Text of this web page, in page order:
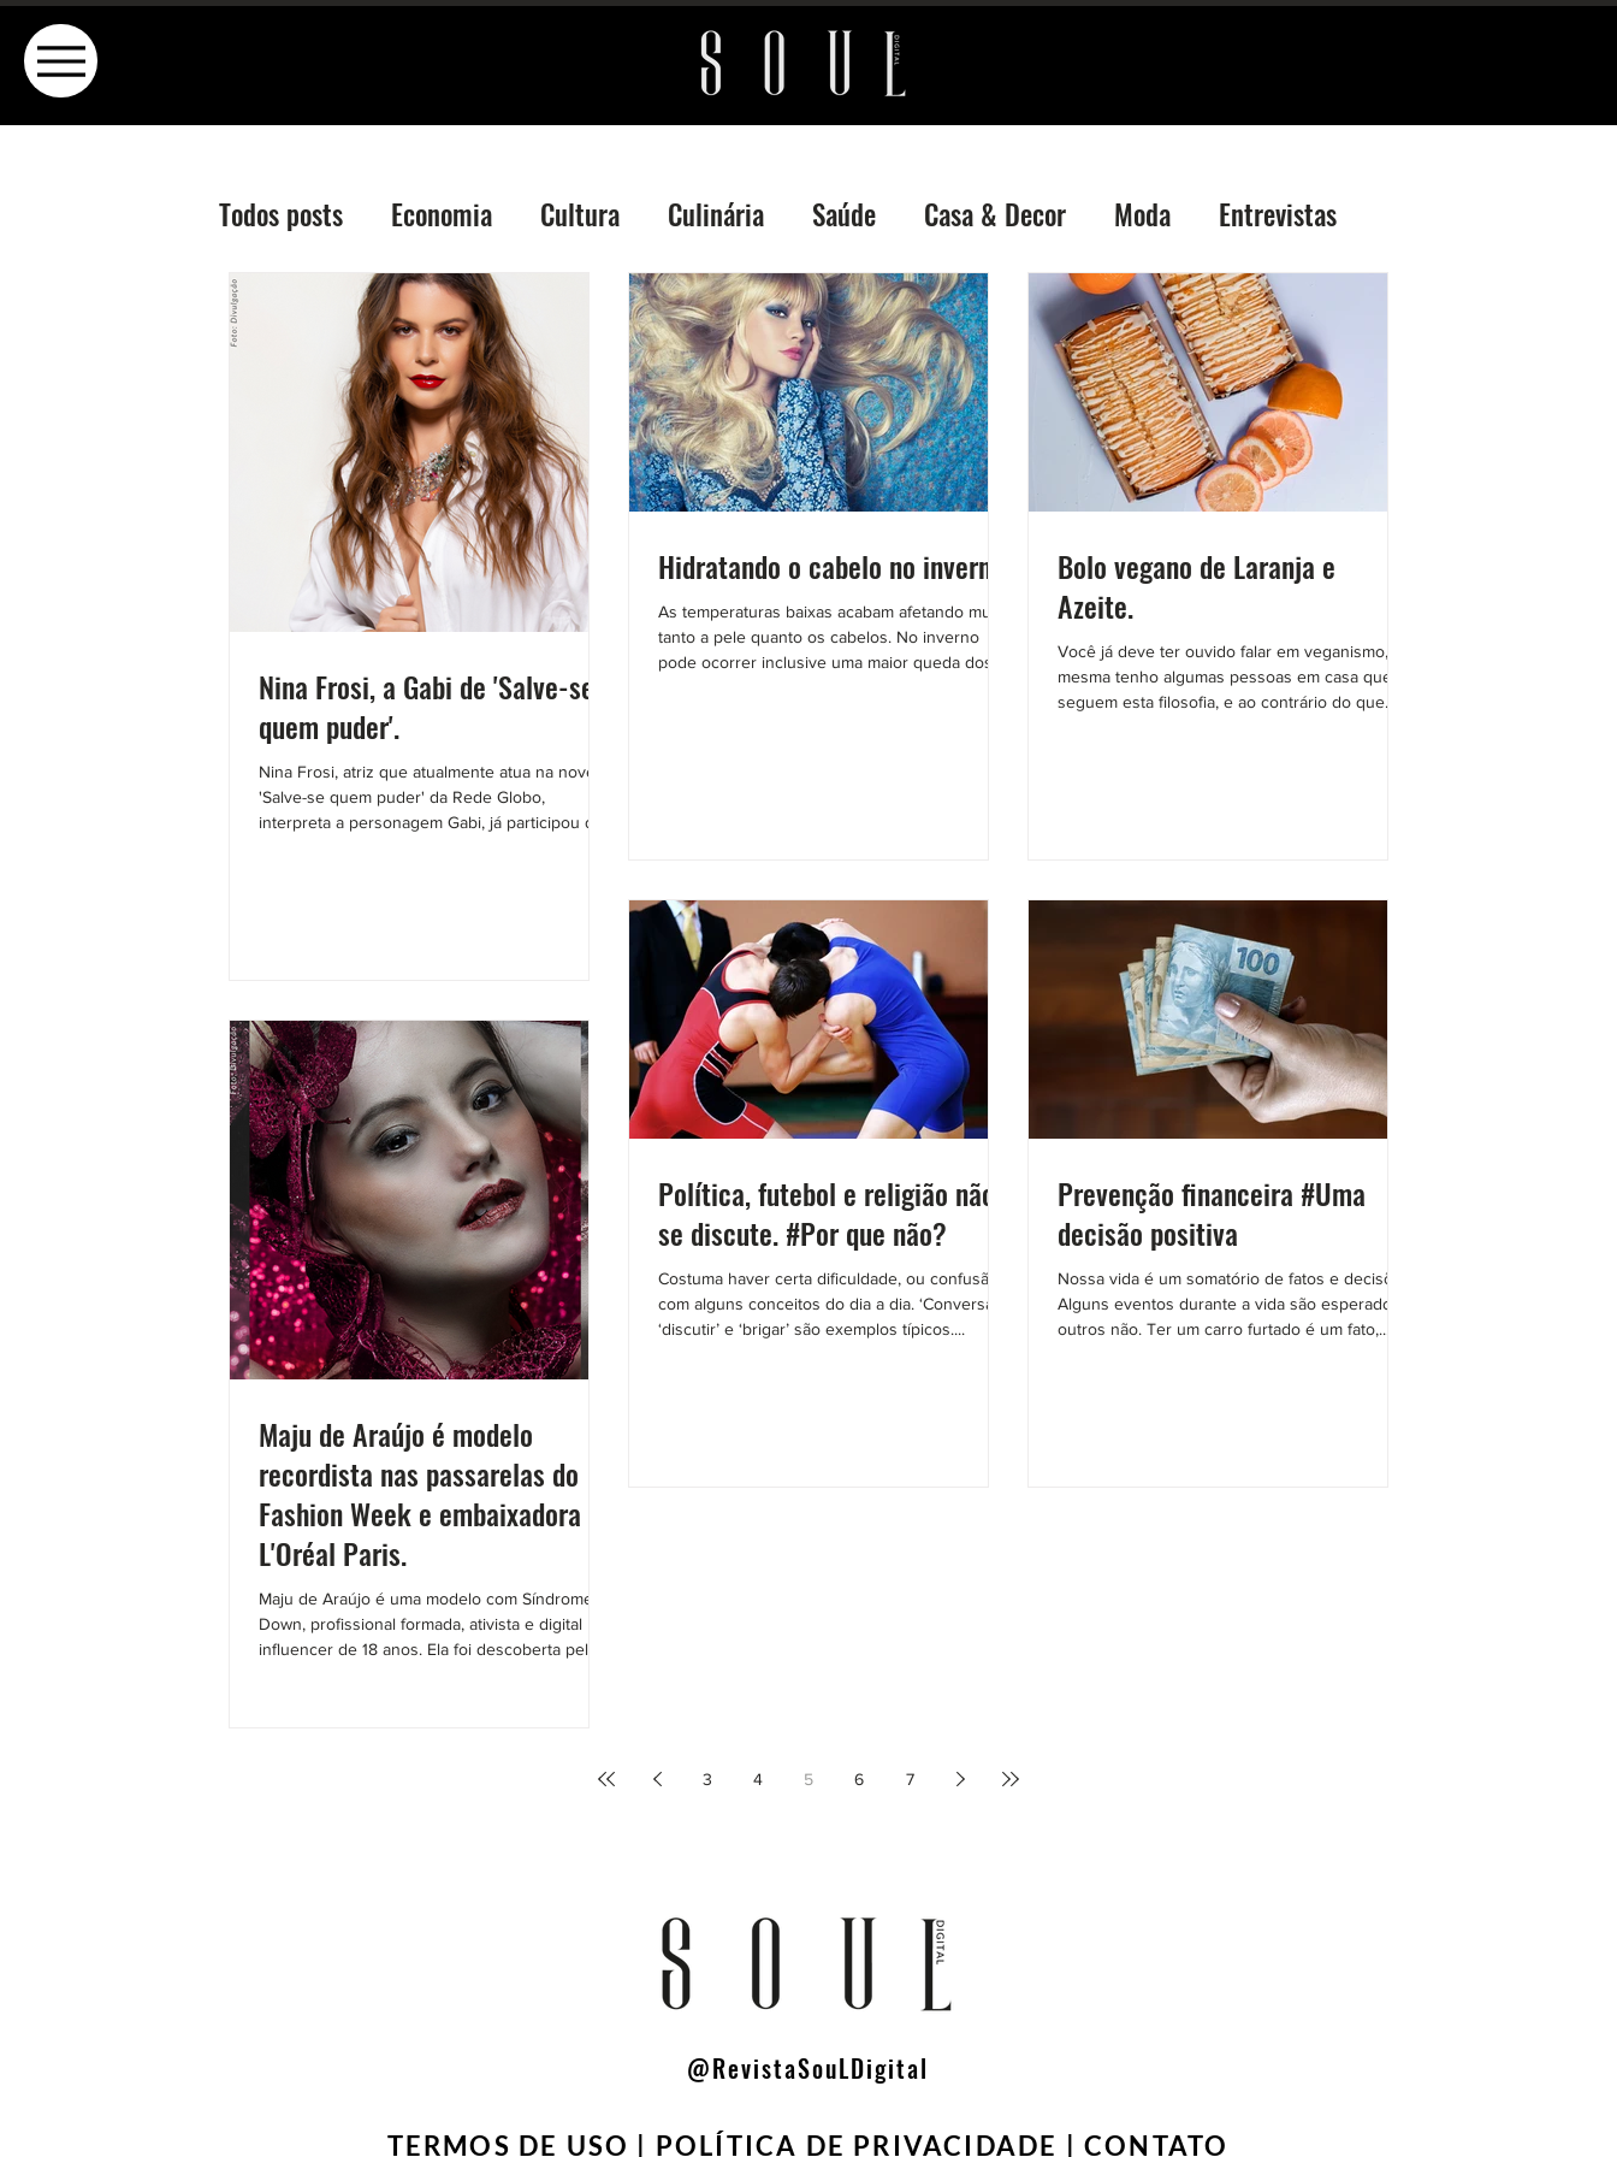
Todos posts Economia Cultura Culinária Saúde Casa & Decor Moda Entrevistas
Dicas Caseiras Turismo Atualidades Destaque On-top
Nina Frosi, a Gabi de 'Salve-se
quem puder'.
Nina Frosi, atriz que atualmente atua na novela
'Salve-se quem puder' da Rede Globo,
interpreta a personagem Gabi, já participou de...
Hidratando o cabelo no inverno!
As temperaturas baixas acabam afetando muito
tanto a pele quanto os cabelos. No inverno
pode ocorrer inclusive uma maior queda dos...
Bolo vegano de Laranja e
Azeite.
Você já deve ter ouvido falar em veganismo, eu
mesma tenho algumas pessoas em casa que
seguem esta filosofia, e ao contrário do que...
Maju de Araújo é modelo
recordista nas passarelas do
Fashion Week e embaixadora da
L'Oréal Paris.
Maju de Araújo é uma modelo com Síndrome de
Down, profissional formada, ativista e digital
influencer de 18 anos. Ela foi descoberta pelo...
Política, futebol e religião não
se discute. #Por que não?
Costuma haver certa dificuldade, ou confusão,
com alguns conceitos do dia a dia. ‘Conversar’,
‘discutir’ e ‘brigar’ são exemplos típicos....
Prevenção financeira #Uma
decisão positiva
Nossa vida é um somatório de fatos e decisões.
Alguns eventos durante a vida são esperados,
outros não. Ter um carro furtado é um fato,...
3 4 5 6 7
@RevistaSouLDigital
TERMOS DE USO POLÍTICA DE PRIVACIDADE |CONTATO